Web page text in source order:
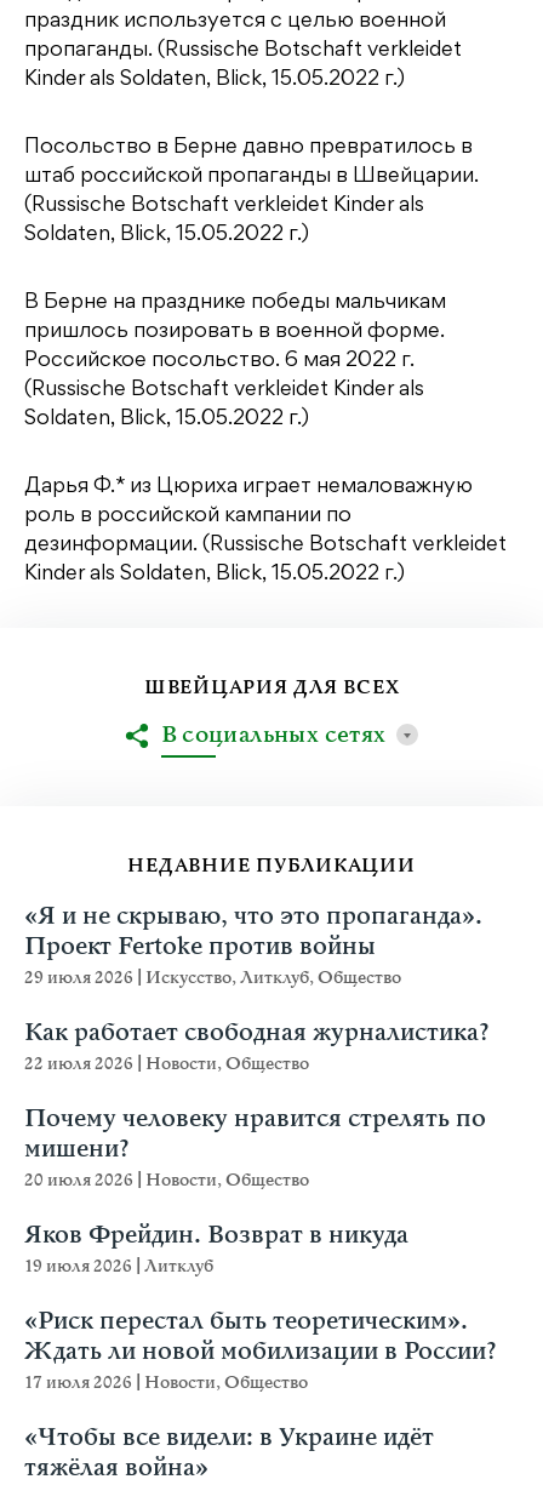
праздник используется с целью военной
пропаганды. (Russische Botschaft verkleidet
Kinder als Soldaten, Blick, 15.05.2022 г.)
Посольство в Берне давно превратилось в
штаб российской пропаганды в Швейцарии.
(Russische Botschaft verkleidet Kinder als
Soldaten, Blick, 15.05.2022 г.)
В Берне на празднике победы мальчикам
пришлось позировать в военной форме.
Российское посольство. 6 мая 2022 г.
(Russische Botschaft verkleidet Kinder als
Soldaten, Blick, 15.05.2022 г.)
Дарья Ф.* из Цюриха играет немаловажную
роль в российской кампании по
дезинформации. (Russische Botschaft verkleidet
Kinder als Soldaten, Blick, 15.05.2022 г.)
НЕДАВНИЕ ПУБЛИКАЦИИ
«Я и не скрываю, что это пропаганда».
Проект Fertoke против войны
29 июля 2026 Искусство,Литклуб,Общество
Как работает свободная журналистика?
22 июля 2026 Новости,Общество
Почему человеку нравится стрелять по
мишени?
20 июля 2026 Новости,Общество
Яков Фрейдин. Возврат в никуда
19 июля 2026 Литклуб
«Риск перестал быть теоретическим».
Ждать ли новой мобилизации в России?
17 июля 2026 Новости,Общество
«Чтобы все видели: в Украине идёт
тяжёлая война»
ШВЕЙЦАРИЯ ДЛЯ ВСЕХ
В социальных сетях